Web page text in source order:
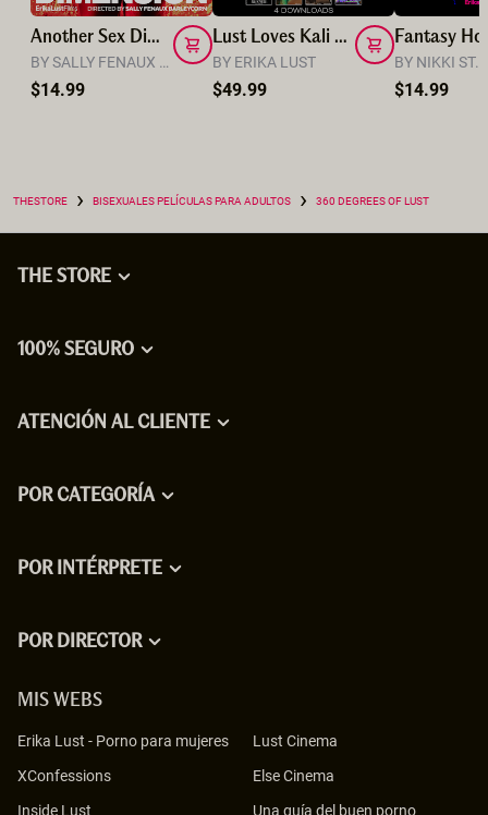
Another Sex Dimension
BY SALLY FENAUX BARLEYCORN
$14.99
Lust Loves Kali Sudhra: Movie Compilation Vol.1
BY ERIKA LUST
$49.99
Fantasy
BY NIKKI ST.
$14.99
THESTORE › BISEXUALES PELÍCULAS PARA ADULTOS › 360 DEGREES OF LUST
THE STORE
100% SEGURO
ATENCIÓN AL CLIENTE
POR CATEGORÍA
POR INTÉRPRETE
POR DIRECTOR
MIS WEBS
Erika Lust - Porno para mujeres
Lust Cinema
XConfessions
Else Cinema
Inside Lust
Una guía del buen porno